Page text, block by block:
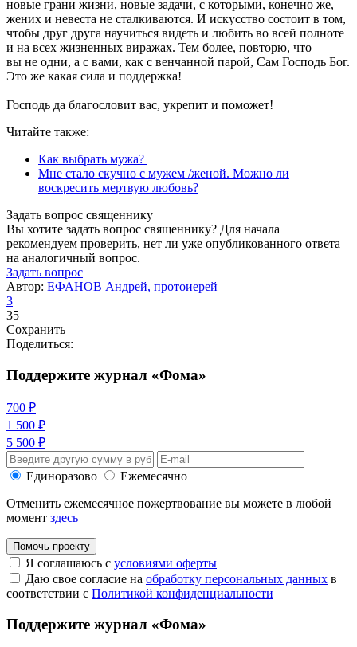
новые грани жизни, новые задачи, с которыми, конечно же,
жених и невеста не сталкиваются. И искусство состоит в том,
чтобы друг друга научиться видеть и любить во всей полноте
и на всех жизненных виражах. Тем более, повторю, что
вы не одни, а с вами, как с венчанной парой, Сам Господь Бог.
Это же какая сила и поддержка!
Господь да благословит вас, укрепит и поможет!
Читайте также:
Как выбрать мужа?
Мне стало скучно с мужем /женой. Можно ли
воскресить мертвую любовь?
Задать вопрос священнику
Вы хотите задать вопрос священнику? Для начала
рекомендуем проверить, нет ли уже опубликованного ответа
на аналогичный вопрос.
Задать вопрос
Автор: ЕФАНОВ Андрей, протоиерей
3
35
Сохранить
Поделиться:
Поддержите журнал «Фома»
700 ₽
1 500 ₽
5 500 ₽
Единоразово
Ежемесячно
Отменить ежемесячное пожертвование вы можете в любой
момент здесь
Помочь проекту
Я соглашаюсь с условиями оферты
Даю свое согласие на обработку персональных данных в
соответствии с Политикой конфиденциальности
Поддержите журнал «Фома»